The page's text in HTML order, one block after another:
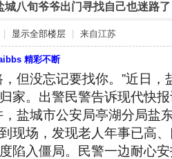
城八旬爷爷出门寻找自己也迷路了
显示全部楼层 来自江苏
精彩不断
，但没忘记要找你。”近日
家。出警民警告诉现代快报
盐城市公安局亭湖分局盐
现场，发现老人年事已高
陷入僵局。民警一边耐心